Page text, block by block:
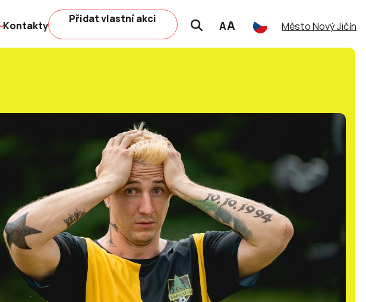
Kontakty
Přidat vlastní akci
AA Město Nový Jičín